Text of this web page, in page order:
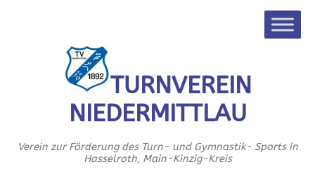
TURNVEREIN
NIEDERMITTLAU
Verein zur Förderung des Turn- und Gymnastik- Sports in
Hasselroth, Main-Kinzig-Kreis